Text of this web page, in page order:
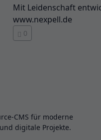
Mit Leidenschaft
www.nexpell.de
0
CMS für moderne
digitale Projekte.